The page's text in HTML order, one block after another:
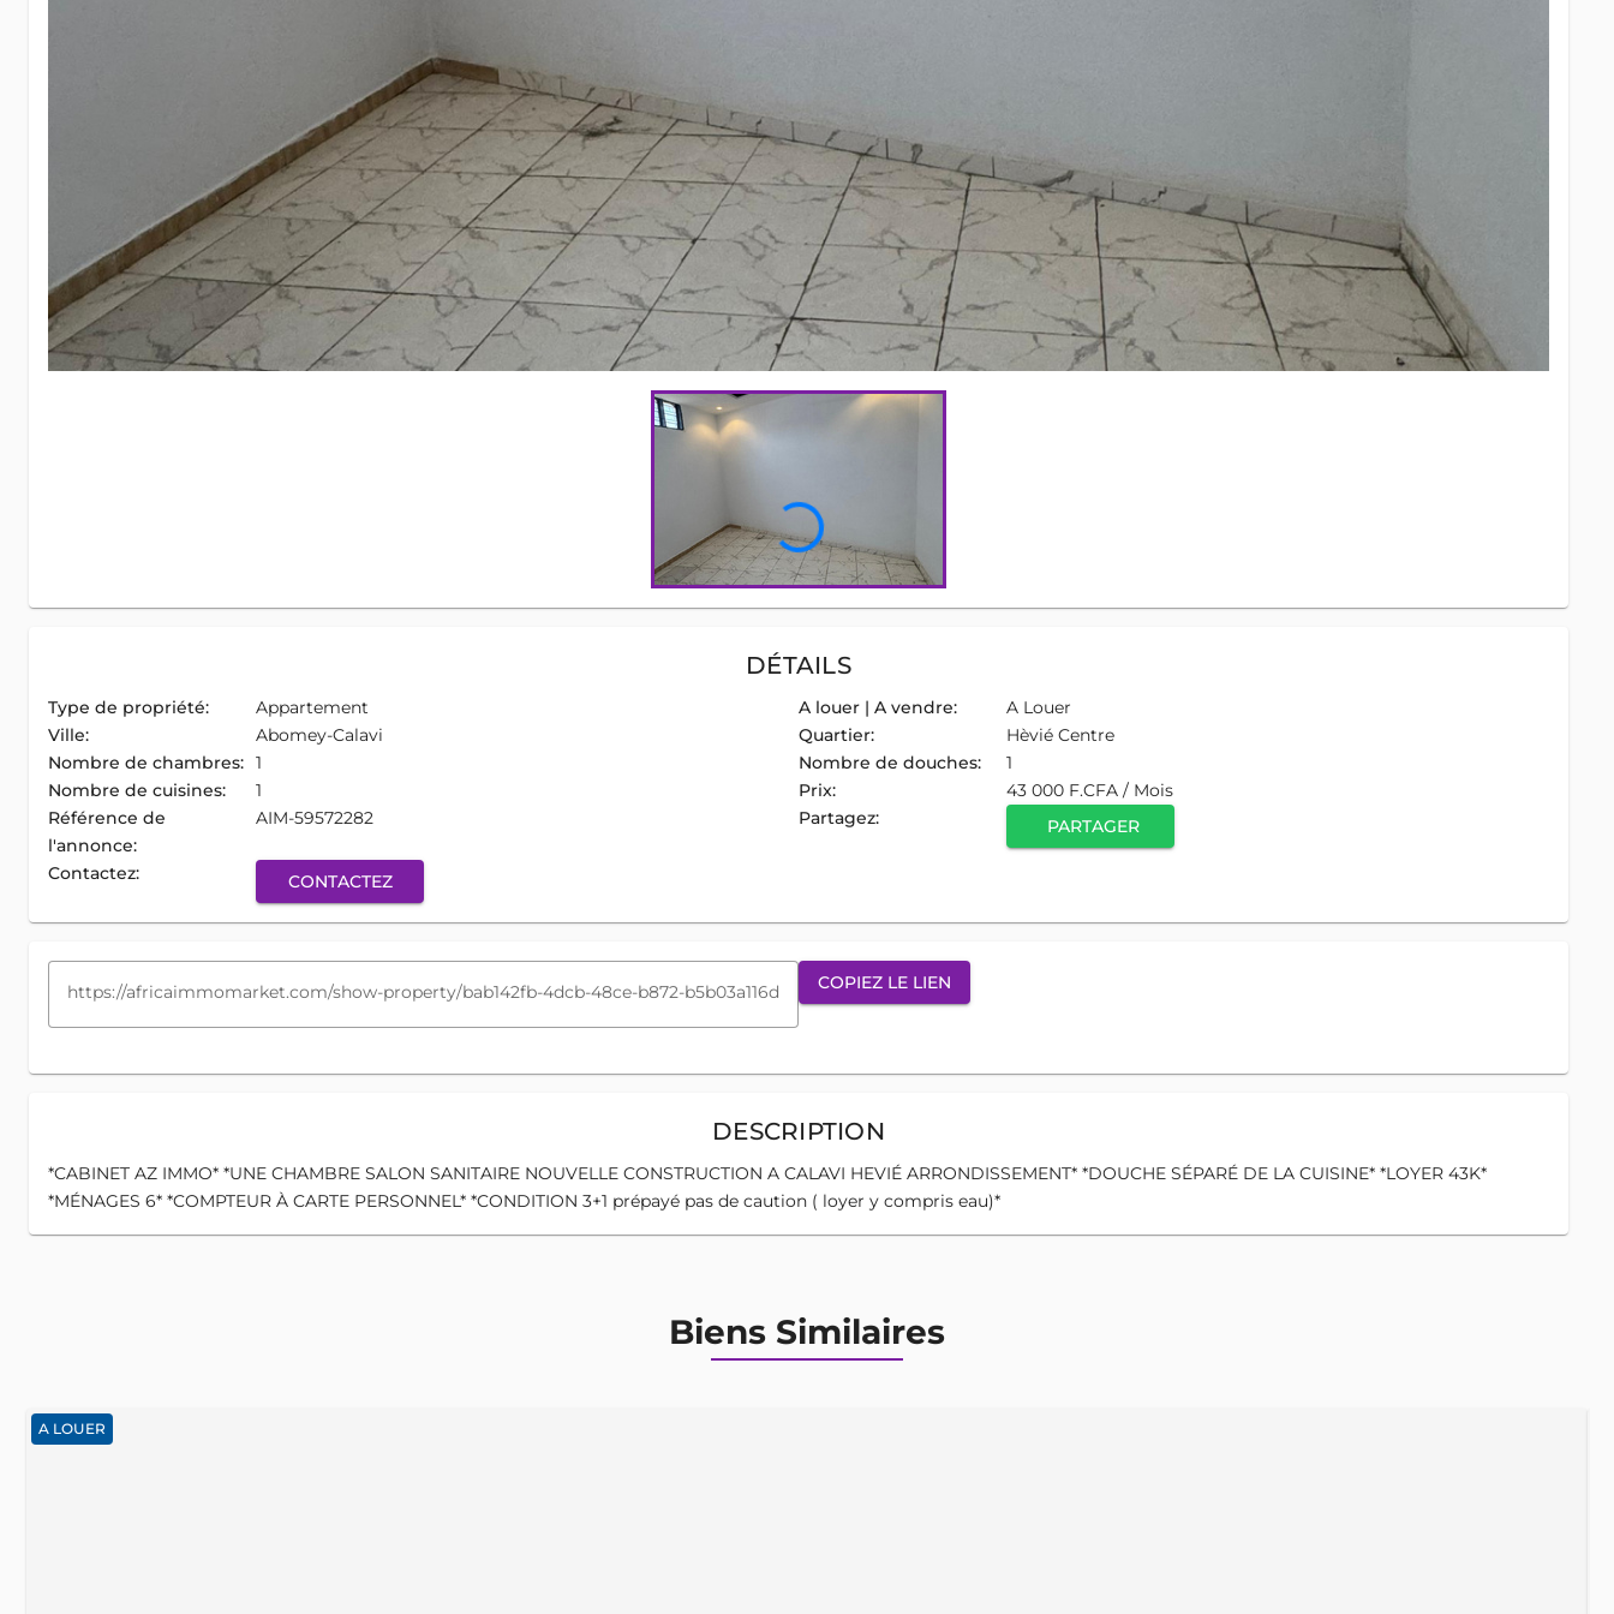
DÉTAILS
Type de propriété: Appartement A louer | A vendre:
A Louer
Ville:
Abomey-Calavi Quartier:
Hèvié Centre
Nombre de chambres: 1 Nombre de douches:
1
Nombre de cuisines:
1 Prix:
43 000 F.CFA / Mois
Référence de
l'annonce:
AIM-59572282 Partagez: PARTAGER
Contactez: CONTACTEZ
COPIEZ LE LIEN
DESCRIPTION
*CABINET AZ IMMO* *UNE CHAMBRE SALON SANITAIRE NOUVELLE CONSTRUCTION A CALAVI HEVIÉ ARRONDISSEMENT* *DOUCHE SÉPARÉ DE LA CUISINE* *LOYER 43K*
*MÉNAGES 6* *COMPTEUR À CARTE PERSONNEL* *CONDITION 3+1 prépayé pas de caution ( loyer y compris eau)*
Biens Similaires
A LOUER